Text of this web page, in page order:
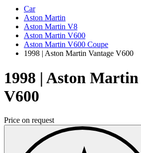
Car
Aston Martin
Aston Martin V8
Aston Martin V600
Aston Martin V600 Coupe
1998 | Aston Martin Vantage V600
1998 | Aston Martin
V600
Price on request